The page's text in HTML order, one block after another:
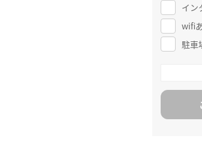
イン
wifi
駐車